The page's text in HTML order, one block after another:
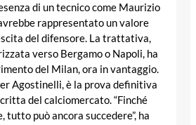
di un tecnico come Maurizio
rappresentato un valore
del difensore. La trattativa,
verso Bergamo o Napoli, ha
del Milan, ora in vantaggio.
Agostinelli, è la prova definitiva
del calciomercato. “Finché
tutto può ancora succedere”, ha